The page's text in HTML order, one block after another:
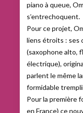
piano à queue,
s’entrechoquent.
Pour ce projet,
liens étroits : ses
(saxophone alto,
électrique),
parlent le même
formidable
Pour la première
en France) ce